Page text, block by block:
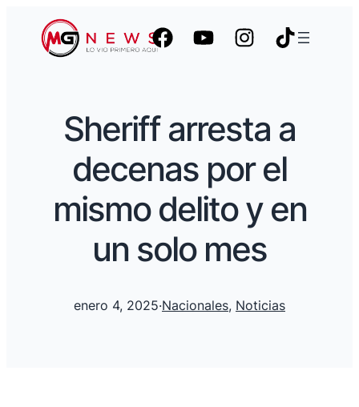
Sheriff arresta a
decenas por el
mismo delito y en
un solo mes
enero 4, 2025·Nacionales, Noticias